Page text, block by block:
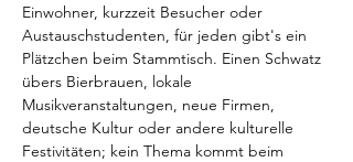
Einwohner, kurzzeit Besucher oder
Austauschstudenten, für jeden gibt's ein
Plätzchen beim Stammtisch. Einen Schwatz
übers Bierbrauen, lokale
Musikveranstaltungen, neue Firmen,
deutsche Kultur oder andere kulturelle
Festivitäten; kein Thema kommt beim